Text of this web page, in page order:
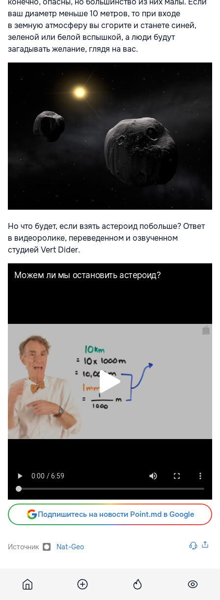
ваш диаметр меньше 10 метров, то при входе
в земную атмосферу вы сгорите и станете синей,
зеленой или белой вспышкой, а люди будут
загадывать желание, глядя на вас.
Но что будет, если взять астероид побольше? Ответ
в видеоролике, переведенном и озвученном
студией Vert Dider.
Подпишитесь на новости Point.md в Google
Источник Nat-Geo